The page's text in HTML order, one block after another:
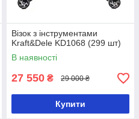
Візок з інструментами
Kraft&Dele KD1068 (299 шт)
В наявності
27 550 ₴ 29 000 ₴
Купити